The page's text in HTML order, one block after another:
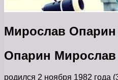
Мирослав
Опарин
родился 2 ноября 1982 года